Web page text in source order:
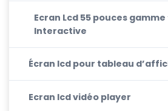
Ecran Lcd 55 pouces gamme
Interactive
Écran lcd pour tableau
Ecran lcd vidéo player